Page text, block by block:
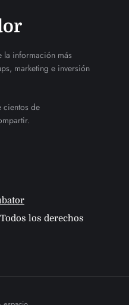
la información más
marketing e inversión
cientos de
los derechos